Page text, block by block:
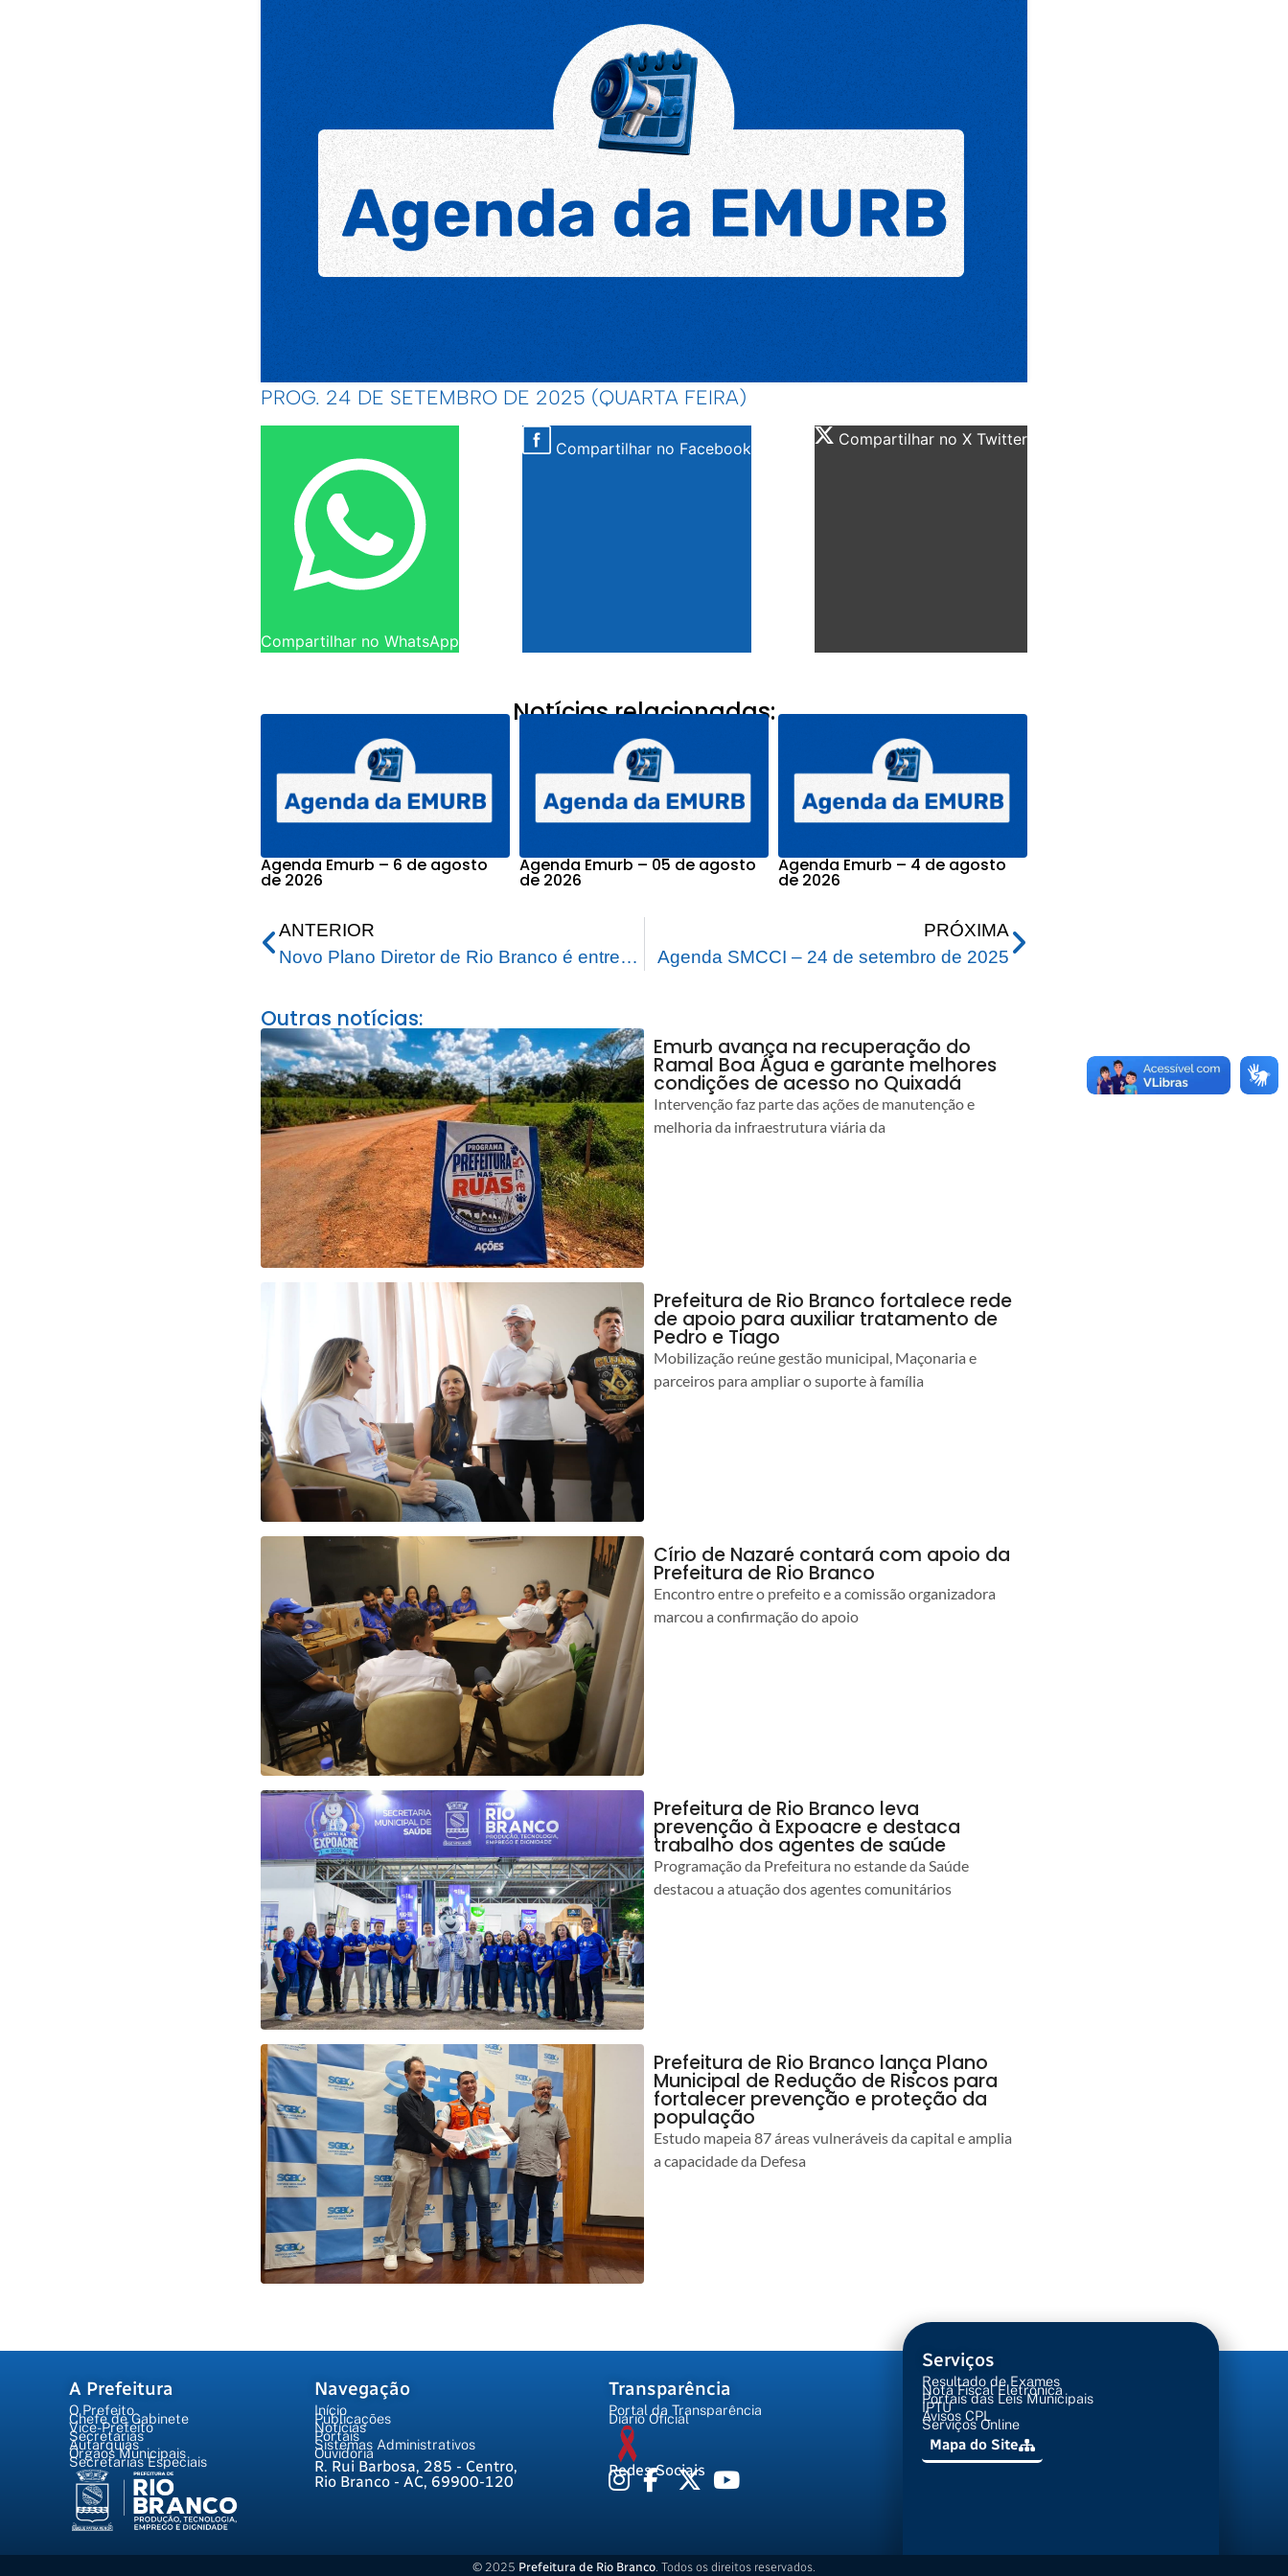
PROG. 24 DE SETEMBRO DE 2025 (QUARTA FEIRA)
Compartilhar no WhatsApp
Compartilhar no Facebook Compartilhar no X Twitter
Notícias relacionadas:
Agenda Emurb – 6 de agosto
de 2026
Agenda Emurb – 05 de agosto
de 2026
Agenda Emurb – 4 de agosto
de 2026
ANTERIOR
Novo Plano Diretor de Rio Branco é entregue à Câmara de Vereadores para aprovação
PRÓXIMA
Agenda SMCCI – 24 de setembro de 2025
Outras notícias:
Emurb avança na recuperação do
Ramal Boa Água e garante melhores
condições de acesso no Quixadá
Intervenção faz parte das ações de manutenção e
melhoria da infraestrutura viária da
Prefeitura de Rio Branco fortalece rede
de apoio para auxiliar tratamento de
Pedro e Tiago
Mobilização reúne gestão municipal, Maçonaria e
parceiros para ampliar o suporte à família
Círio de Nazaré contará com apoio da
Prefeitura de Rio Branco
Encontro entre o prefeito e a comissão organizadora
marcou a confirmação do apoio
Prefeitura de Rio Branco leva
prevenção à Expoacre e destaca
trabalho dos agentes de saúde
Programação da Prefeitura no estande da Saúde
destacou a atuação dos agentes comunitários
Prefeitura de Rio Branco lança Plano
Municipal de Redução de Riscos para
fortalecer prevenção e proteção da
população
Estudo mapeia 87 áreas vulneráveis da capital e amplia
a capacidade da Defesa
A Prefeitura
O Prefeito
Chefe de Gabinete
Vice-Prefeito
Secretarias
Autarquias
Órgãos Municipais
Secretarias Especiais
Navegação
Início
Publicações
Notícias
Portais
Sistemas Administrativos
Ouvidoria
R. Rui Barbosa, 285 - Centro,
Rio Branco - AC, 69900-120
Transparência
Portal da Transparência
Diário Oficial
Redes Sociais
Serviços
Resultado de Exames
Nota Fiscal Eletrônica
Portais das Leis Municipais
IPTU
Avisos CPL
Serviços Online
Mapa do Site
© 2025 Prefeitura de Rio Branco. Todos os direitos reservados.